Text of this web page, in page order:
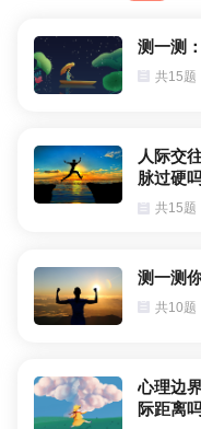
测一测
共15题
人际交
脉过硬
共15题
测一测
共10题
心理边
际距离